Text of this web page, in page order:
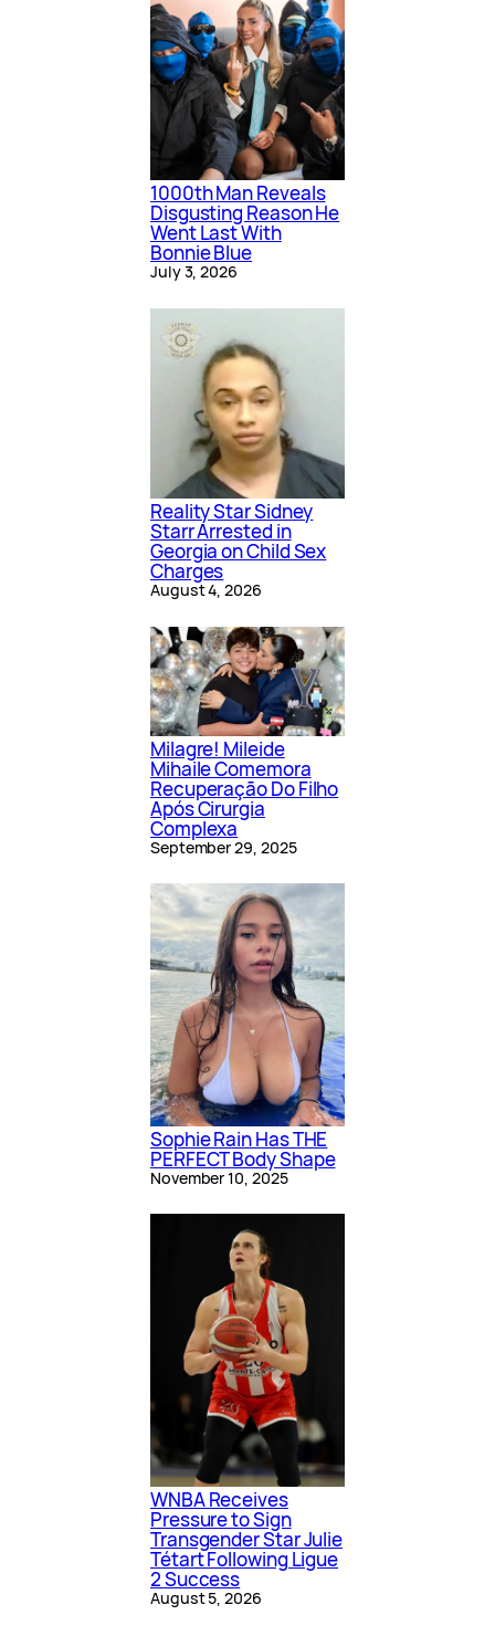
1000th Man Reveals
Disgusting Reason He
Went Last With
Bonnie Blue
July 3, 2026
Reality Star Sidney
Starr Arrested in
Georgia on Child Sex
Charges
August 4, 2026
Milagre! Mileide
Mihaile Comemora
Recuperação Do Filho
Após Cirurgia
Complexa
September 29, 2025
Sophie Rain Has THE
PERFECT Body Shape
November 10, 2025
WNBA Receives
Pressure to Sign
Transgender Star Julie
Tétart Following Ligue
2 Success
August 5, 2026